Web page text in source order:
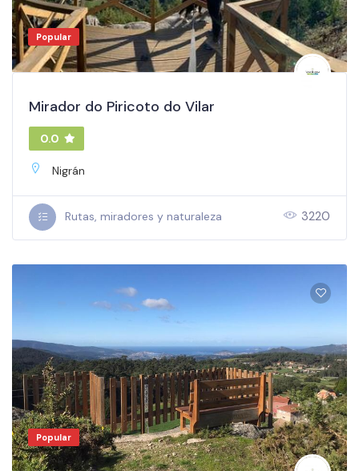
Popular
Mirador do Piricoto do Vilar
0.0
Nigrán
Rutas, miradores y naturaleza 3220
Popular